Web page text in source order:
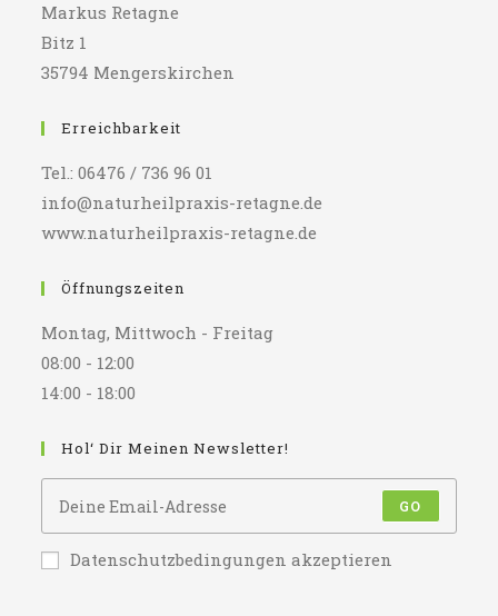
Markus Retagne
Bitz 1
35794 Mengerskirchen
Erreichbarkeit
Tel.: 06476 / 736 96 01
info@naturheilpraxis-retagne.de
www.naturheilpraxis-retagne.de
Öffnungszeiten
Montag, Mittwoch - Freitag
08:00 - 12:00
14:00 - 18:00
Hol‘ Dir Meinen Newsletter!
GO
Datenschutzbedingungen akzeptieren